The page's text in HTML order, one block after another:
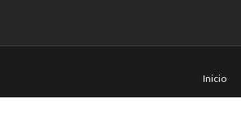
Inicio